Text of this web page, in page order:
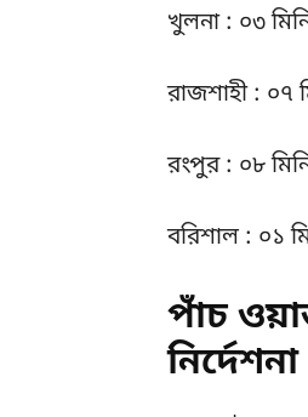
খুলনা : ০৩
রাজশাহী : ০৭
রংপুর : ০৮
বরিশাল : ০১
পাঁচ
নির্দেশনা